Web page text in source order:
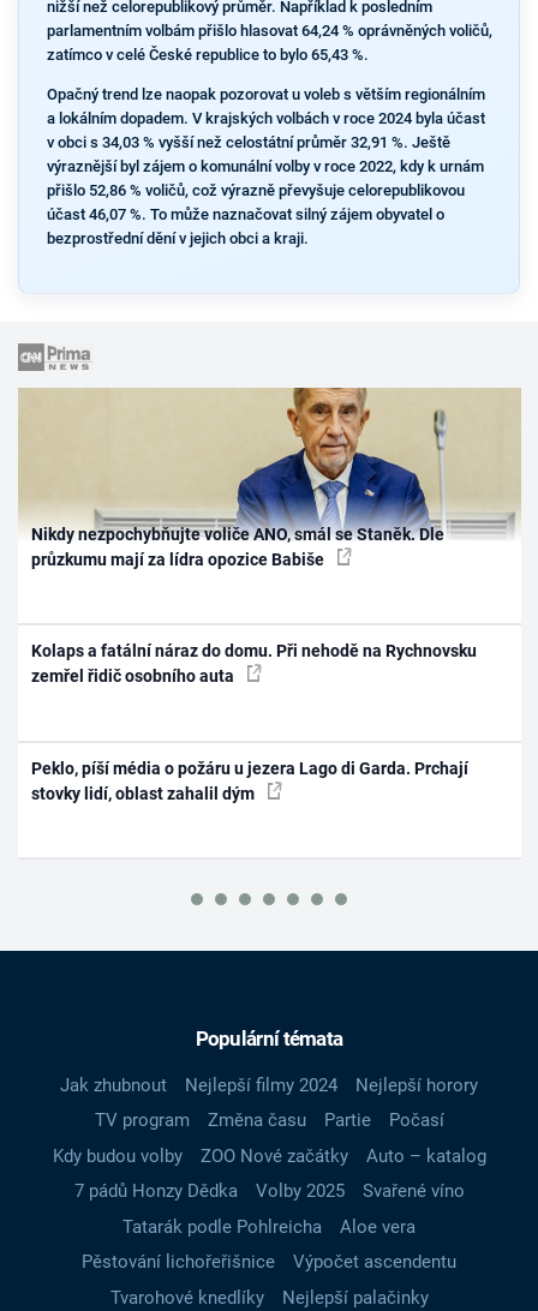
nižší než celorepublikový průměr. Například k posledním
parlamentním volbám přišlo hlasovat 64,24 % oprávněných voličů,
zatímco v celé České republice to bylo 65,43 %.
Opačný trend lze naopak pozorovat u voleb s větším regionálním
a lokálním dopadem. V krajských volbách v roce 2024 byla účast
v obci s 34,03 % vyšší než celostátní průměr 32,91 %. Ještě
výraznější byl zájem o komunální volby v roce 2022, kdy k urnám
přišlo 52,86 % voličů, což výrazně převyšuje celorepublikovou
účast 46,07 %. To může naznačovat silný zájem obyvatel o
bezprostřední dění v jejich obci a kraji.
Nikdy nezpochybňujte voliče ANO, smál se Staněk. Dle
průzkumu mají za lídra opozice Babiše
Kolaps a fatální náraz do domu. Při nehodě na Rychnovsku
zemřel řidič osobního auta
Peklo, píší média o požáru u jezera Lago di Garda. Prchají
stovky lidí, oblast zahalil dým
Populární témata
Jak zhubnout Nejlepší filmy 2024
Nejlepší horory
TV program
Změna času Partie
Počasí
Kdy budou volby
ZOO Nové začátky
Auto – katalog
7 pádů Honzy Dědka
Volby 2025
Svařené víno
Tatarák podle Pohlreicha
Aloe vera
Pěstování lichořeřišnice
Výpočet ascendentu
Tvarohové knedlíky
Nejlepší palačinky